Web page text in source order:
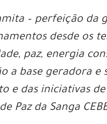
– perfeição da
desde os
paz, energia
a base geradora e
e das iniciativas
Paz da Sanga